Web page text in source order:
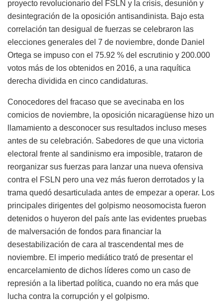
proyecto revolucionario del FSLN y la crisis, desunión y
desintegración de la oposición antisandinista. Bajo esta
correlación tan desigual de fuerzas se celebraron las
elecciones generales del 7 de noviembre, donde Daniel
Ortega se impuso con el 75.92 % del escrutinio y 200.000
votos más de los obtenidos en 2016, a una raquítica
derecha dividida en cinco candidaturas.
Conocedores del fracaso que se avecinaba en los
comicios de noviembre, la oposición nicaragüense hizo un
llamamiento a desconocer sus resultados incluso meses
antes de su celebración. Sabedores de que una victoria
electoral frente al sandinismo era imposible, trataron de
reorganizar sus fuerzas para lanzar una nueva ofensiva
contra el FSLN pero una vez más fueron derrotados y la
trama quedó desarticulada antes de empezar a operar. Los
principales dirigentes del golpismo neosomocista fueron
detenidos o huyeron del país ante las evidentes pruebas
de malversación de fondos para financiar la
desestabilización de cara al trascendental mes de
noviembre. El imperio mediático trató de presentar el
encarcelamiento de dichos líderes como un caso de
represión a la libertad política, cuando no era más que
lucha contra la corrupción y el golpismo.